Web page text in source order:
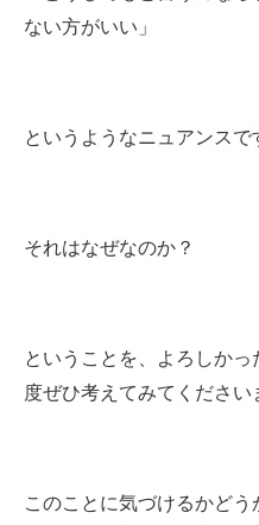
ない方がいい」
というようなニュアンスで
それはなぜなのか？
ということを、よろしか
度ぜひ考えてみてください
このことに気づけるかど